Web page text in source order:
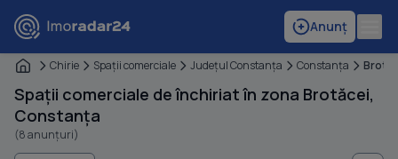
Anunț
Chirie Spaţii comerciale Judeţul Constanţa Constanţa
Spații comerciale de închiriat în zona Brotăcei,
Constanța
(8 anunțuri)